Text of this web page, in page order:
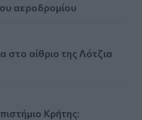
αεροδρομίου
στο αίθριο της Λότζια
Κρήτης: